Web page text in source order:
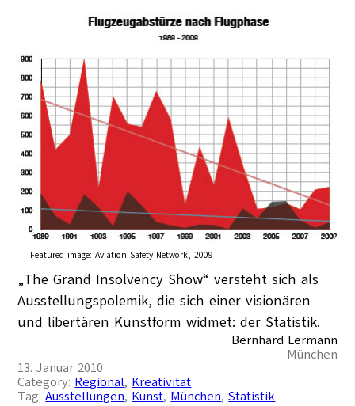
Featured image:Aviation Safety Network, 2009
„The Grand Insolvency Show“ versteht sich als
Ausstellungspolemik, die sich einer visionären
und libertären Kunstform widmet: der Statistik.
Bernhard Lermann
München
13. Januar 2010
Category: Regional, Kreativität
Tag:Ausstellungen, Kunst, München, Statistik